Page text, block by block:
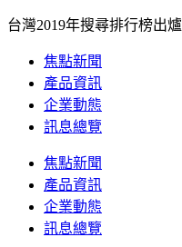
台灣2019年搜尋排行榜出爐
焦點新聞
產品資訊
企業動態
訊息總覽
焦點新聞
產品資訊
企業動態
訊息總覽